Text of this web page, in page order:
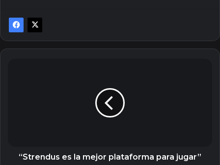
“Strendus es la mejor plataforma para jugar”